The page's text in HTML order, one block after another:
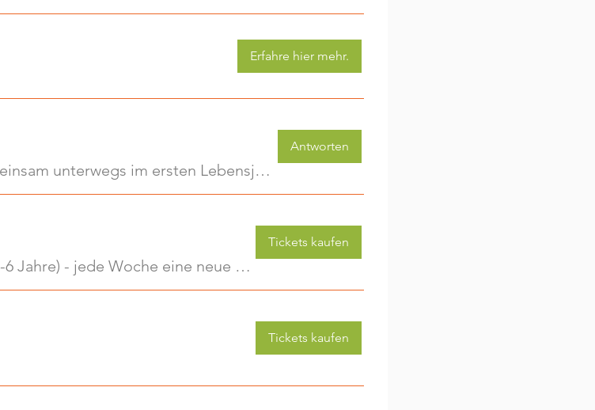
Erfahre hier mehr.
KinderwagenRunde - Gemeinsam unterwegs im ersten Lebensjahr
Antworten
Kreativwerkstatt für Kids (3-6 Jahre) - jede Woche eine neue Aktivität (2)
Tickets kaufen
Tickets kaufen